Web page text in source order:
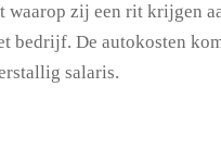
waarop zij een rit krijgen
bedrijf. De autokosten
salaris.